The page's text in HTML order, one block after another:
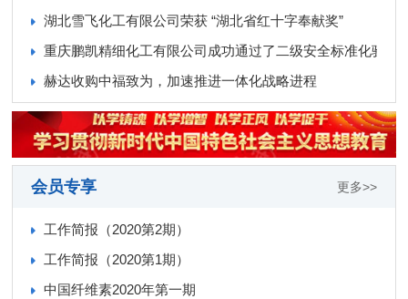
湖北雪飞化工有限公司荣获 “湖北省红十字奉献奖”
重庆鹏凯精细化工有限公司成功通过了二级安全标准化验收
赫达收购中福致为，加速推进一体化战略进程
更多>>
会员专享
工作简报（2020第2期）
工作简报（2020第1期）
中国纤维素2020年第一期